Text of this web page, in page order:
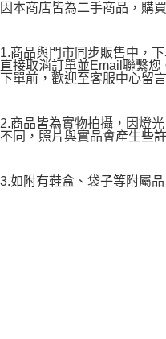
時審查核予不同之上限額度；若
恩沛科技股份有限公司將有權停
因本商店皆為二手商品，購
1.商品與門市同步販售中，
直接取消訂單並Email聯繫
下單前，歡迎至客服中心留言
2.商品皆為實物拍攝，因燈
不同，照片與實品會產生些
3.如附有鞋盒、袋子等附屬